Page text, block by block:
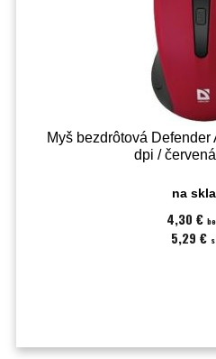
Myš bezdrôtová
dpi /
na
4,30 €
5,29 €